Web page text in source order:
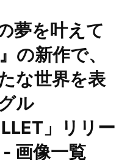
夢を叶えて
の新作で、
な世界を表
ル
」リリー
画像一覧